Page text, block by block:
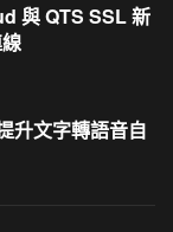
與 QTS SSL 新
升文字轉語音自